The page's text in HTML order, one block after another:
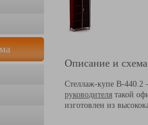
Описание и схема
Стеллаж-купе В-440.2
руководителя такой
изготовлен из